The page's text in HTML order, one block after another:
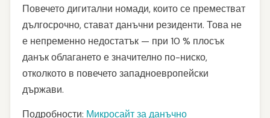
Повечето дигитални номади, които се преместват
дългосрочно, стават данъчни резиденти. Това не
е непременно недостатък — при 10 % плосък
данък облагането е значително по-ниско,
отколкото в повечето западноевропейски
държави.
Подробности: Микросайт за данъчно